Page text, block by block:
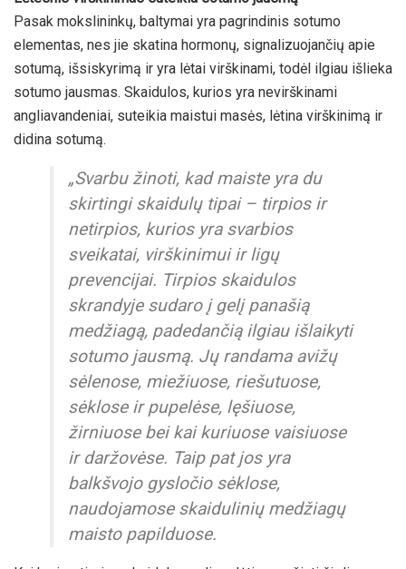
Pasak mokslininkų, baltymai yra pagrindinis sotumo
elementas, nes jie skatina hormonų, signalizuojančių apie
sotumą, išsiskyrimą ir yra lėtai virškinami, todėl ilgiau išlieka
sotumo jausmas. Skaidulos, kurios yra nevirškinami
angliavandeniai, suteikia maistui masės, lėtina virškinimą ir
didina sotumą.
„Svarbu žinoti, kad maiste yra du
skirtingi skaidulų tipai – tirpios ir
netirpios, kurios yra svarbios
sveikatai, virškinimui ir ligų
prevencijai. Tirpios skaidulos
skrandyje sudaro į gelį panašią
medžiagą, padedančią ilgiau išlaikyti
sotumo jausmą. Jų randama avižų
sėlenose, miežiuose, riešutuose,
sėklose ir pupelėse, lęšiuose,
žirniuose bei kai kuriuose vaisiuose
ir daržovėse. Taip pat jos yra
balkšvojo gysločio sėklose,
naudojamose skaidulinių medžiagų
maisto papilduose.